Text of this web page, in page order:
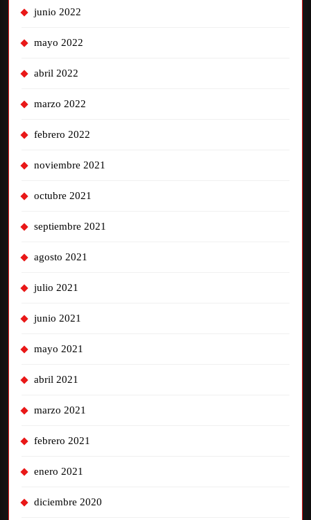
junio 2022
mayo 2022
abril 2022
marzo 2022
febrero 2022
noviembre 2021
octubre 2021
septiembre 2021
agosto 2021
julio 2021
junio 2021
mayo 2021
abril 2021
marzo 2021
febrero 2021
enero 2021
diciembre 2020